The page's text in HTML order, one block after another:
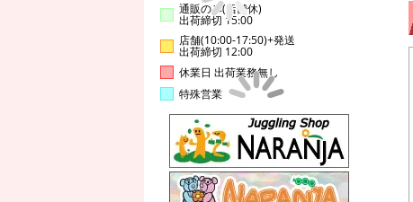
通販のみ(店舗休)
出荷締切 15:00
店舗(10:00-17:50)+発送
出荷締切 12:00
休業日 出荷業務無し
特殊営業